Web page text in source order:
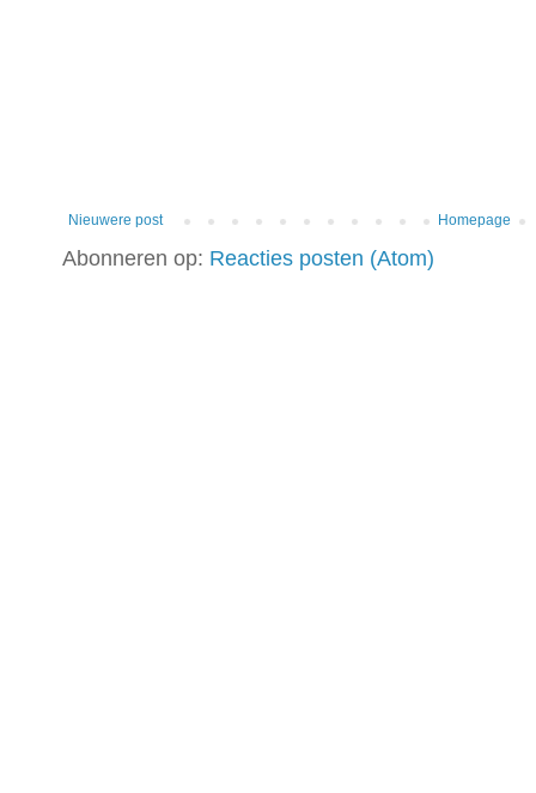
Nieuwere post Homepage
Abonneren op: Reacties posten (Atom)